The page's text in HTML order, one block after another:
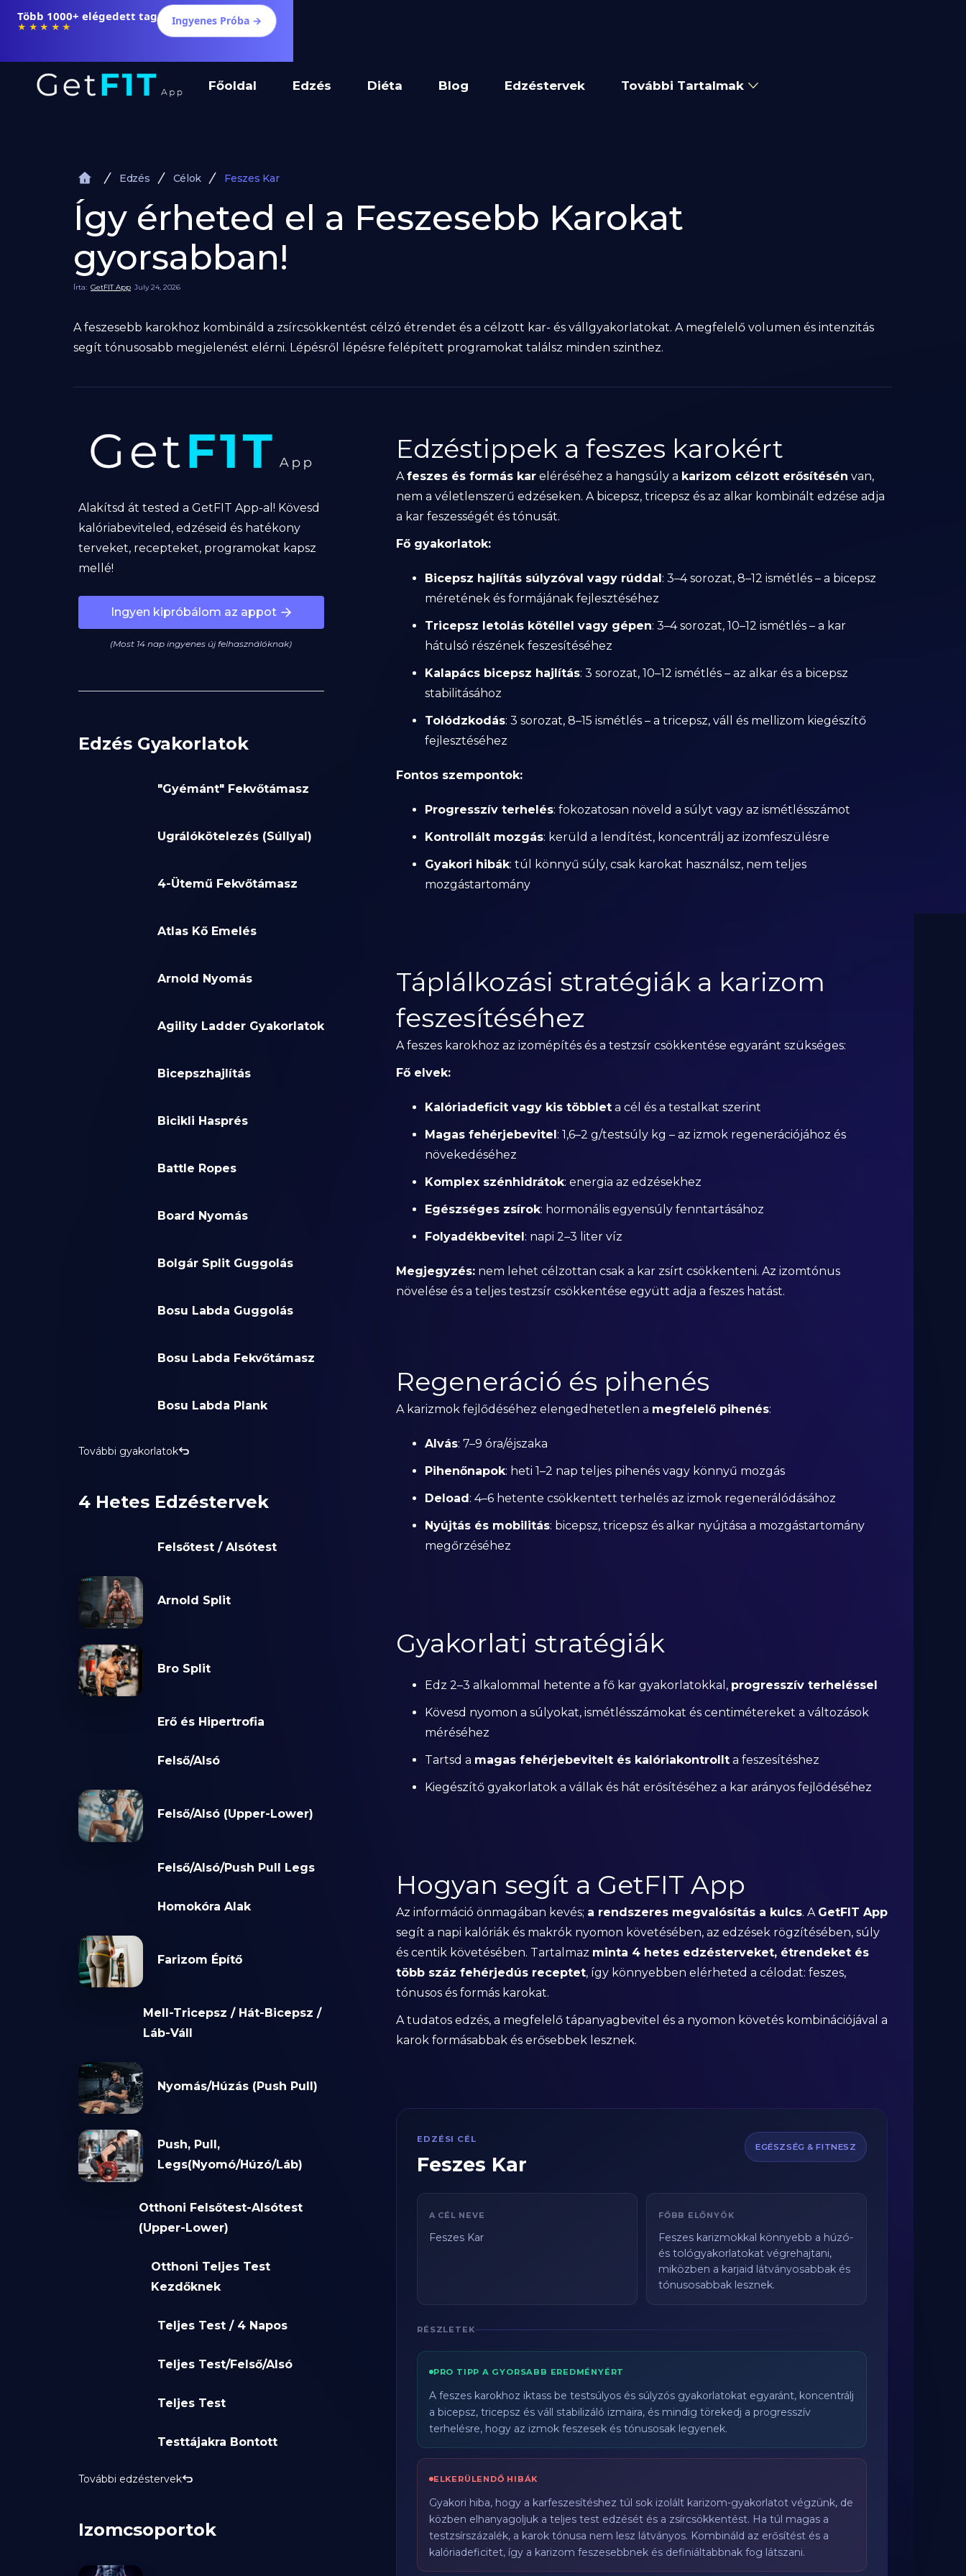
Főoldal Edzés Diéta Blog Edzéstervek További Tartalmak
Több 1000+ elégedett tag
★★★★★ Ingyenes Próba →
Edzés Célok Feszes Kar
Így érheted el a Feszesebb Karokat
gyorsabban!
Írta: GetFIT App July 24, 2026
A feszesebb karokhoz kombináld a zsírcsökkentést célzó étrendet és a célzott kar- és vállgyakorlatokat. A megfelelő volumen és intenzitás
segít tónusosabb megjelenést elérni. Lépésről lépésre felépített programokat találsz minden szinthez.
Alakítsd át tested a GetFIT App-al! Kövesd
kalóriabeviteled, edzéseid és hatékony
terveket, recepteket, programokat kapsz
mellé!
Ingyen kipróbálom az appot
(Most 14 nap ingyenes új felhasználóknak)
Edzés Gyakorlatok
"Gyémánt" Fekvőtámasz
Ugrálókötelezés (Súllyal)
4-Ütemű Fekvőtámasz
Atlas Kő Emelés
Arnold Nyomás
Agility Ladder Gyakorlatok
Bicepszhajlítás
Bicikli Hasprés
Battle Ropes
Board Nyomás
Bolgár Split Guggolás
Bosu Labda Guggolás
Bosu Labda Fekvőtámasz
Bosu Labda Plank
További gyakorlatok
4 Hetes Edzéstervek
Felsőtest / Alsótest
Arnold Split
Bro Split
Erő és Hipertrofia
Felső/Alsó
Felső/Alsó (Upper-Lower)
Felső/Alsó/Push Pull Legs
Homokóra Alak
Farizom Építő
Mell-Tricepsz / Hát-Bicepsz /
Láb-Váll
Nyomás/Húzás (Push Pull)
Push, Pull,
Legs(Nyomó/Húzó/Láb)
Otthoni Felsőtest-Alsótest
(Upper-Lower)
Otthoni Teljes Test
Kezdőknek
Teljes Test / 4 Napos
Teljes Test/Felső/Alsó
Teljes Test
Testtájakra Bontott
További edzéstervek
Izomcsoportok
Edzéstippek a feszes karokért
Afeszes és formás kareléréséhez a hangsúly a karizom célzott erősítésén van,
nem a véletlenszerű edzéseken. A bicepsz, tricepsz és az alkar kombinált edzése adja
a kar feszességét és tónusát.
Fő gyakorlatok:
Bicepsz hajlítás súlyzóval vagy rúddal: 3–4 sorozat, 8–12 ismétlés – a bicepsz
méretének és formájának fejlesztéséhez
Tricepsz letolás kötéllel vagy gépen: 3–4 sorozat, 10–12 ismétlés – a kar
hátulsó részének feszesítéséhez
Kalapács bicepsz hajlítás: 3 sorozat, 10–12 ismétlés – az alkar és a bicepsz
stabilitásához
Tolódzkodás: 3 sorozat, 8–15 ismétlés – a tricepsz, váll és mellizom kiegészítő
fejlesztéséhez
Fontos szempontok:
Progresszív terhelés: fokozatosan növeld a súlyt vagy az ismétlésszámot
Kontrollált mozgás: kerüld a lendítést, koncentrálj az izomfeszülésre
Gyakori hibák: túl könnyű súly, csak karokat használsz, nem teljes
mozgástartomány
Táplálkozási stratégiák a karizom
feszesítéséhez
A feszes karokhoz az izomépítés és a testzsír csökkentése egyaránt szükséges:
Fő elvek:
Kalóriadeficit vagy kis többleta cél és a testalkat szerint
Magas fehérjebevitel: 1,6–2 g/testsúly kg – az izmok regenerációjához és
növekedéséhez
Komplex szénhidrátok: energia az edzésekhez
Egészséges zsírok: hormonális egyensúly fenntartásához
Folyadékbevitel: napi 2–3 liter víz
Megjegyzés:nem lehet célzottan csak a kar zsírt csökkenteni. Az izomtónus
növelése és a teljes testzsír csökkentése együtt adja a feszes hatást.
Regeneráció és pihenés
A karizmok fejlődéséhez elengedhetetlen a megfelelő pihenés:
Alvás: 7–9 óra/éjszaka
Pihenőnapok: heti 1–2 nap teljes pihenés vagy könnyű mozgás
Deload: 4–6 hetente csökkentett terhelés az izmok regenerálódásához
Nyújtás és mobilitás: bicepsz, tricepsz és alkar nyújtása a mozgástartomány
megőrzéséhez
Gyakorlati stratégiák
Edz 2–3 alkalommal hetente a fő kar gyakorlatokkal, progresszív terheléssel
Kövesd nyomon a súlyokat, ismétlésszámokat és centimétereket a változások
méréséhez
Tartsd a magas fehérjebevitelt és kalóriakontrollta feszesítéshez
Kiegészítő gyakorlatok a vállak és hát erősítéséhez a kar arányos fejlődéséhez
Hogyan segít a GetFIT App
Az információ önmagában kevés; a rendszeres megvalósítás a kulcs. A GetFIT App
segít a napi kalóriák és makrók nyomon követésében, az edzések rögzítésében, súly
és centik követésében. Tartalmaz minta 4 hetes edzésterveket, étrendeket és
több száz fehérjedús receptet, így könnyebben elérheted a célodat: feszes,
tónusos és formás karokat.
A tudatos edzés, a megfelelő tápanyagbevitel és a nyomon követés kombinációjával a
karok formásabbak és erősebbek lesznek.
EDZÉSI CÉL
Feszes Kar
EGÉSZSÉG & FITNESZ
A CÉL NEVE
Feszes Kar
FŐBB ELŐNYÖK
Feszes karizmokkal könnyebb a húzó-
és tológyakorlatokat végrehajtani,
miközben a karjaid látványosabbak és
tónusosabbak lesznek.
RÉSZLETEK
PRO TIPP A GYORSABB EREDMÉNYÉRT
A feszes karokhoz iktass be testsúlyos és súlyzós gyakorlatokat egyaránt, koncentrálj
a bicepsz, tricepsz és váll stabilizáló izmaira, és mindig törekedj a progresszív
terhelésre, hogy az izmok feszesek és tónusosak legyenek.
ELKERÜLENDŐ HIBÁK
Gyakori hiba, hogy a karfeszesítéshez túl sok izolált karizom-gyakorlatot végzünk, de
közben elhanyagoljuk a teljes test edzését és a zsírcsökkentést. Ha túl magas a
testzsírszázalék, a karok tónusa nem lesz látványos. Kombináld az erősítést és a
kalóriadeficitet, így a karizom feszesebbnek és definiáltabbnak fog látszani.